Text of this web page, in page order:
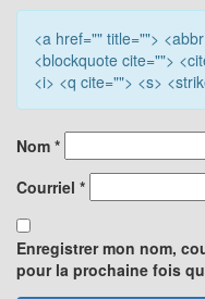
<a href="" title="">
<blockquote cite="">
<i> <q cite=""> <s>
Nom *
Courriel *
Enregistrer mon nom,
pour la prochaine fois